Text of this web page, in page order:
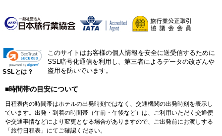
SSLとは？
このサイトはお客様の個人情報を安全に送受信するために
SSL暗号化通信を利用し、第三者によるデータの改ざんや
盗用を防いでいます。
■時間帯の目安について
日程表内の時間帯はホテルの出発時刻ではなく、交通機関の出発時刻を表示し
ています。出発・到着の時間帯（午前・午後など）は、ご利用いただく交通便
や交通事情などにより変更となる場合がありますので、ご出発前にお渡しする
「旅行日程表」にてご確認ください。